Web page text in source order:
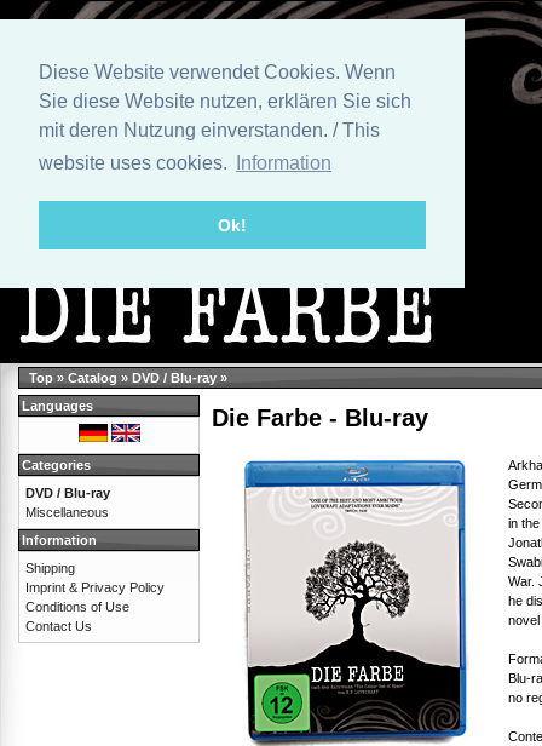
Diese Website verwendet Cookies. Wenn
Sie diese Website nutzen, erklären Sie sich
mit deren Nutzung einverstanden. / This
website uses cookies.
Information
Ok!
Top » Catalog » DVD / Blu-ray »
Die Farbe - Blu-ray
in
War.
he
Blu-
no
Languages
Categories
DVD / Blu-ray
Miscellaneous
Information
Shipping
Imprint & Privacy Policy
Conditions of Use
Contact Us